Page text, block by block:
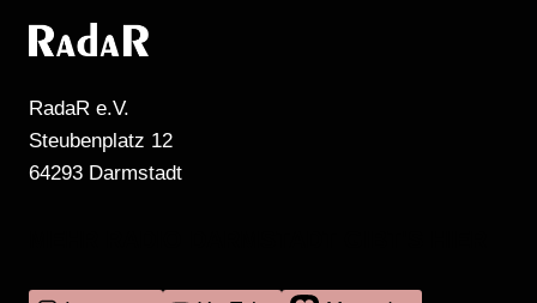
RadaR e.V.
Steubenplatz 12
64293 Darmstadt